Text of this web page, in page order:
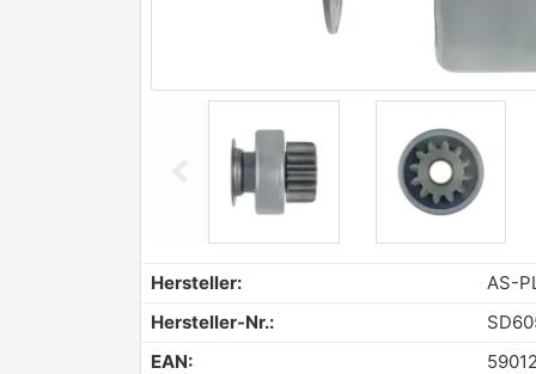
Previous
Hersteller: AS-
Hersteller-Nr.:
EAN: